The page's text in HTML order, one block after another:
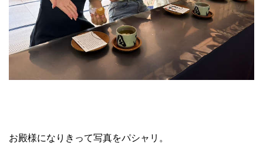
お殿様になりきって写真をパシャリ。